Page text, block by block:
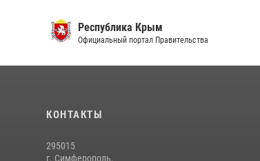
Республика Крым
Официальный портал Правительства
КОНТАКТЫ
295015
г. Симферополь,